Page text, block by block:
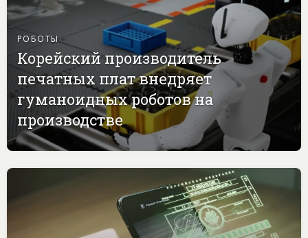
РОБОТЫ
Корейский производитель
печатных плат внедряет
гуманоидных роботов на
производстве